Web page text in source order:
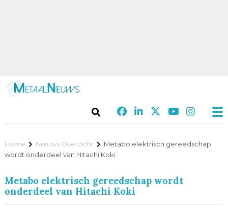
Home Nieuws Overzicht
Metabo elektrisch gereedschap
wordt onderdeel van Hitachi Koki
Metabo elektrisch gereedschap wordt
onderdeel van Hitachi Koki